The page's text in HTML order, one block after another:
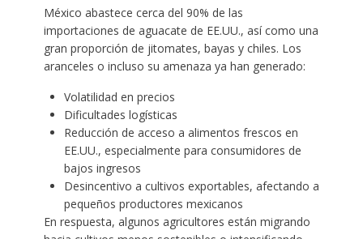
México abastece cerca del 90% de las
importaciones de aguacate de EE.UU., así como una
gran proporción de jitomates, bayas y chiles. Los
aranceles o incluso su amenaza ya han generado:
Volatilidad en precios
Dificultades logísticas
Reducción de acceso a alimentos frescos en
EE.UU., especialmente para consumidores de
bajos ingresos
Desincentivo a cultivos exportables, afectando a
pequeños productores mexicanos
En respuesta, algunos agricultores están migrando